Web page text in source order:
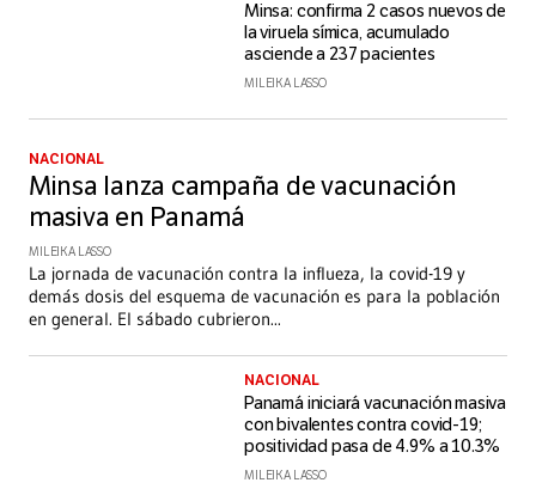
Minsa: confirma 2 casos nuevos de
la viruela símica, acumulado
asciende a 237 pacientes
MILEIKA LASSO
NACIONAL
Minsa lanza campaña de vacunación
masiva en Panamá
MILEIKA LASSO
La jornada de vacunación contra la influeza, la covid-19 y
demás dosis del esquema de vacunación es para la población
en general. El sábado cubrieron...
NACIONAL
Panamá iniciará vacunación masiva
con bivalentes contra covid-19;
positividad pasa de 4.9% a 10.3%
MILEIKA LASSO